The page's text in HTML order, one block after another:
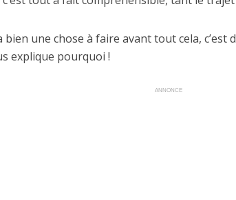
bien une chose à faire avant tout cela, c’est
explique pourquoi !
ANNONCE